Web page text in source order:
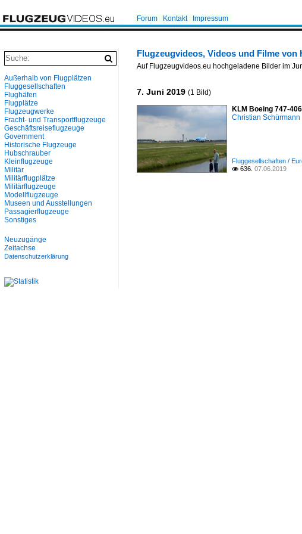
Forum Kontakt Impressum
Flugzeugvideos, Videos und Filme
Auf Flugzeugvideos.eu hochgeladene Bilder im
7. Juni 2019 (1 Bild)
KLM Boeing 747-
Christian Schürmann
Fluggesellschaften /
 636. 07.06.2019
Außerhalb von Flugplätzen
Fluggesellschaften
Flughäfen
Flugplätze
Flugzeugwerke
Fracht- und Transportflugzeuge
Geschäftsreiseflugzeuge
Government
Historische Flugzeuge
Hubschrauber
Kleinflugzeuge
Militär
Militärflugplätze
Militärflugzeuge
Modellflugzeuge
Museen und Ausstellungen
Passagierflugzeuge
Sonstiges
Neuzugänge
Zeitachse
Datenschutzerklärung